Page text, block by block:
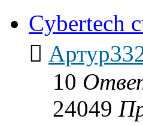
Cybertech
10
24049